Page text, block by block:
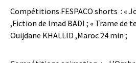
Compétitions FESPACO shorts : «
,Fiction de Imad BADI ; « Trame de
Ouijdane KHALLID ,Maroc 24 min ;